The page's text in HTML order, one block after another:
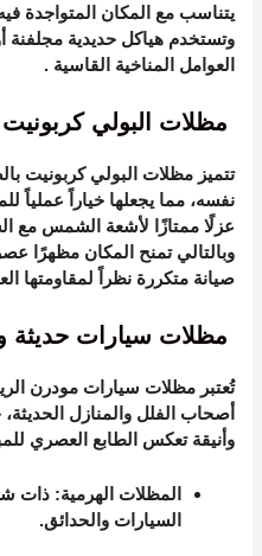
يتناسب مع المكان المتواجدة
وتستخدم هياكل حديدية مجلفنة
العوامل المناخية القاسية.
مظلات البولي
تتميز مظلات البولي كربونيت
نفسه، مما يجعلها خياراً عملياً
عزلًا ممتازًا لأشعة الشمس مع
وبالتالي تمنح المكان مظهرًا
صيانة متكررة نظراً لمقاومتها
مظلات سيارات حديثة
تُعتبرمظلات سيارات مودرن
أصحاب الفلل والمنازل
وأنيقة تعكس الطابع العصري
المظلات الهرمية: ذات
السيارات والحدائق.